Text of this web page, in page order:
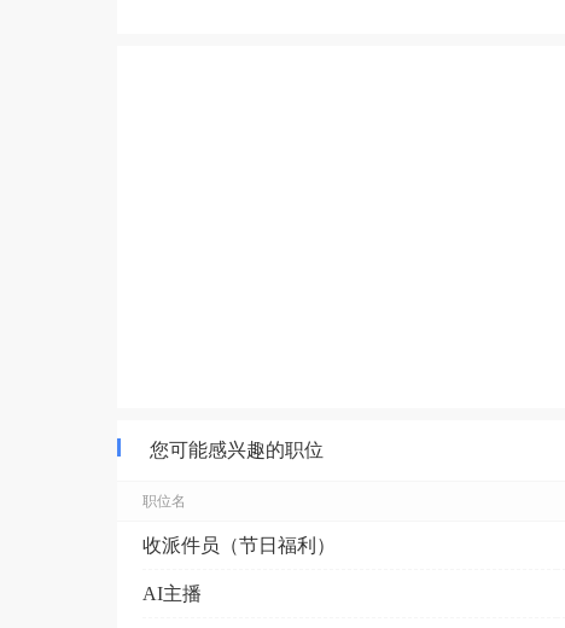
您可能感兴趣的职位
职位名
收派件员（节日福利）
AI主播